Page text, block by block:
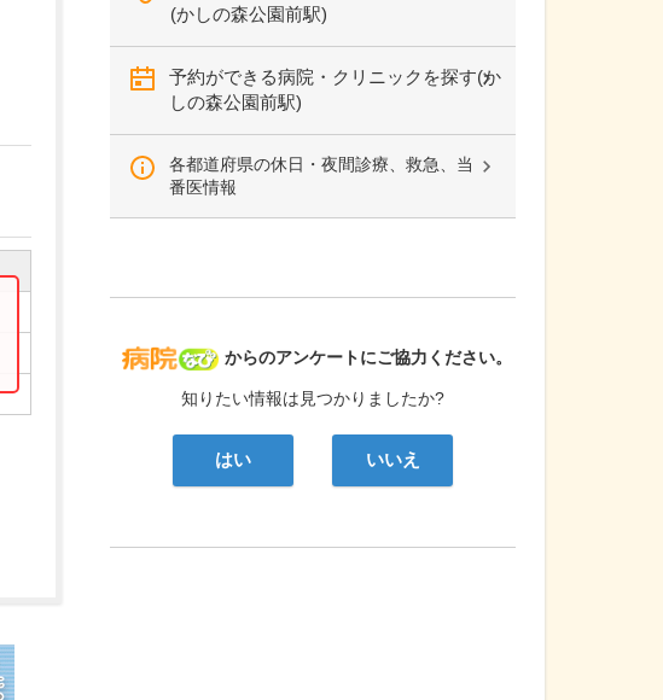
(かしの森公園前駅)
予約ができる病院・クリニックを探す(か
しの森公園前駅)
各都道府県の休日・夜間診療、救急、当
番医情報
病院なび
からのアンケートにご協力ください。
知りたい情報は見つかりましたか?
はい いいえ